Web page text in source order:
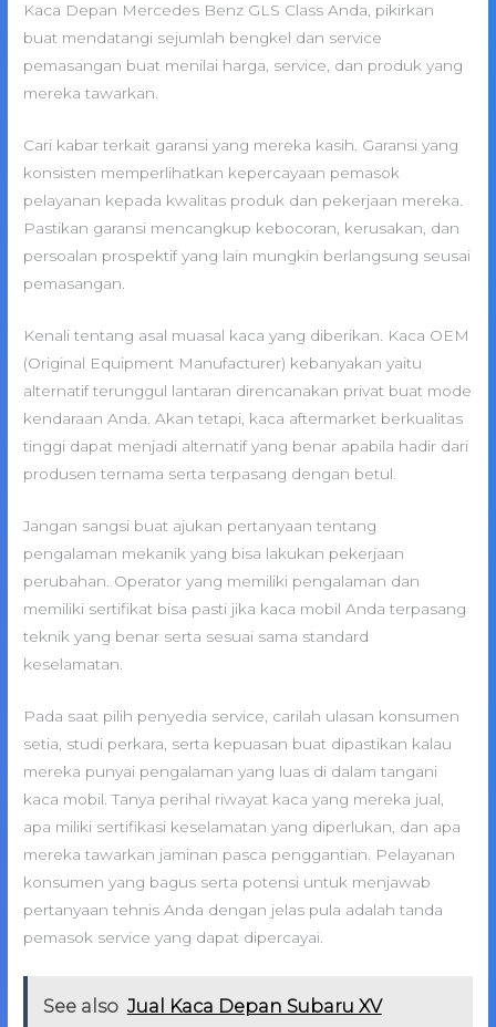
Kaca Depan Mercedes Benz GLS Class Anda, pikirkan
buat mendatangi sejumlah bengkel dan service
pemasangan buat menilai harga, service, dan produk yang
mereka tawarkan.
Cari kabar terkait garansi yang mereka kasih. Garansi yang
konsisten memperlihatkan kepercayaan pemasok
pelayanan kepada kwalitas produk dan pekerjaan mereka.
Pastikan garansi mencangkup kebocoran, kerusakan, dan
persoalan prospektif yang lain mungkin berlangsung seusai
pemasangan.
Kenali tentang asal muasal kaca yang diberikan. Kaca OEM
(Original Equipment Manufacturer) kebanyakan yaitu
alternatif terunggul lantaran direncanakan privat buat mode
kendaraan Anda. Akan tetapi, kaca aftermarket berkualitas
tinggi dapat menjadi alternatif yang benar apabila hadir dari
produsen ternama serta terpasang dengan betul.
Jangan sangsi buat ajukan pertanyaan tentang
pengalaman mekanik yang bisa lakukan pekerjaan
perubahan. Operator yang memiliki pengalaman dan
memiliki sertifikat bisa pasti jika kaca mobil Anda terpasang
teknik yang benar serta sesuai sama standard
keselamatan.
Pada saat pilih penyedia service, carilah ulasan konsumen
setia, studi perkara, serta kepuasan buat dipastikan kalau
mereka punyai pengalaman yang luas di dalam tangani
kaca mobil. Tanya perihal riwayat kaca yang mereka jual,
apa miliki sertifikasi keselamatan yang diperlukan, dan apa
mereka tawarkan jaminan pasca penggantian. Pelayanan
konsumen yang bagus serta potensi untuk menjawab
pertanyaan tehnis Anda dengan jelas pula adalah tanda
pemasok service yang dapat dipercayai.
See also Jual Kaca Depan Subaru XV